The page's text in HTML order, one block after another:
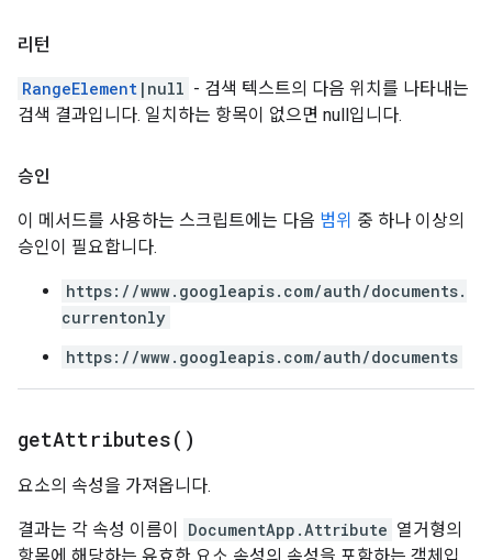
리턴
RangeElement |null - 검색 텍스트의 다음 위치를 나타내는
검색 결과입니다. 일치하는 항목이 없으면 null입니다.
승인
이 메서드를 사용하는 스크립트에는 다음 범위 중 하나 이상의
승인이 필요합니다.
https://www.googleapis.com/auth/documents.
currentonly
https://www.googleapis.com/auth/documents
getAttributes( )
요소의 속성을 가져옵니다.
결과는 각 속성 이름이 DocumentApp.Attribute 열거형의